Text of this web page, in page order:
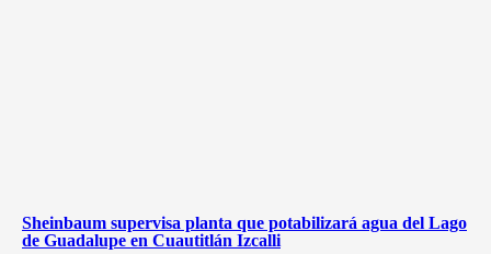
Sheinbaum supervisa planta que potabilizará agua del Lago
de Guadalupe en Cuautitlán Izcalli